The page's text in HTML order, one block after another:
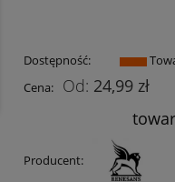
Dostępność:
Cena:
24,99 zł
Producent: